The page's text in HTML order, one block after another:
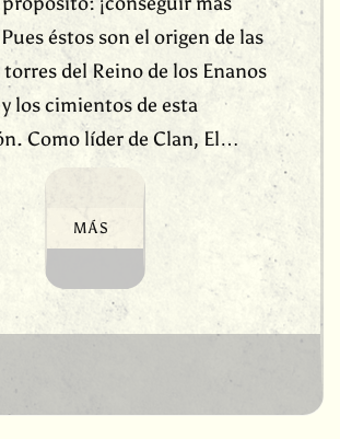
éstos son el origen de las
torres del Reino de los Enanos
los cimientos de esta
Como líder de Clan, El…
MÁS